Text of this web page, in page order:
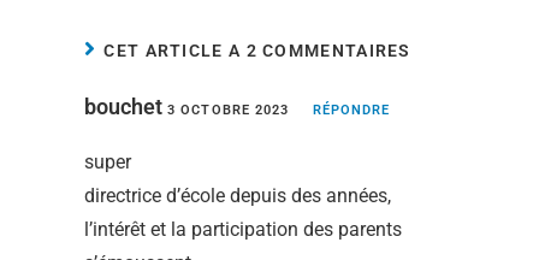
CET ARTICLE A 2 COMMENTAIRES
bouchet 3 OCTOBRE 2023 RÉPONDRE
super
directrice d’école depuis des années,
l’intérêt et la participation des parents